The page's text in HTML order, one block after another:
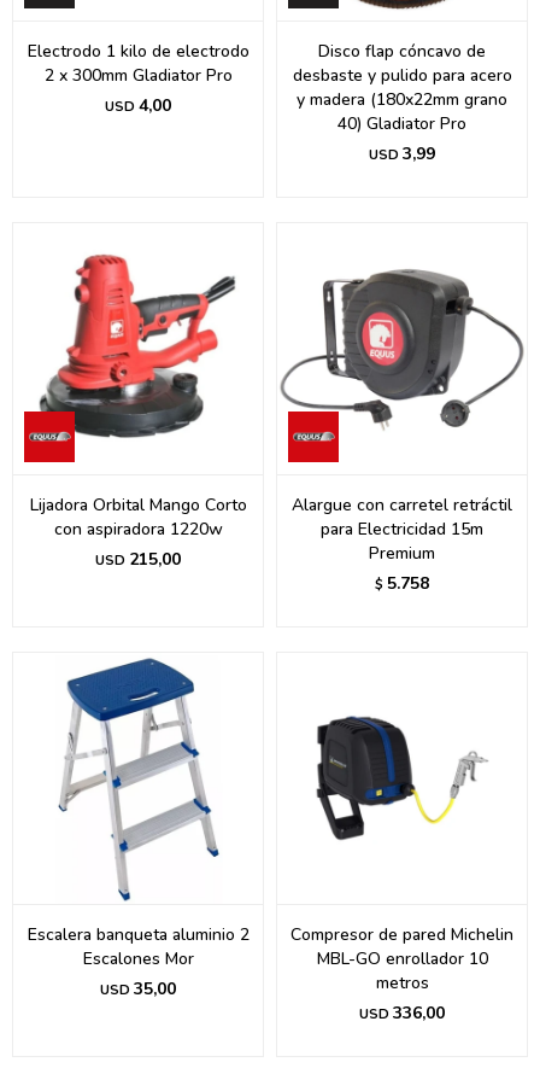
Electrodo 1 kilo de electrodo
2 x 300mm Gladiator Pro
USD 4,00
Disco flap cóncavo de
desbaste y pulido para acero
y madera (180x22mm grano
40) Gladiator Pro
USD 3,99
Lijadora Orbital Mango Corto
con aspiradora 1220w
USD 215,00
Alargue con carretel retráctil
para Electricidad 15m
Premium
$ 5.758
Escalera banqueta aluminio 2
Escalones Mor
USD 35,00
Compresor de pared Michelin
MBL-GO enrollador 10
metros
USD 336,00